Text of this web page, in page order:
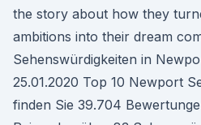
the story about how they
ambitions into their dream
Sehenswürdigkeiten in
25.01.2020 Top 10 Newport
finden Sie 39.704